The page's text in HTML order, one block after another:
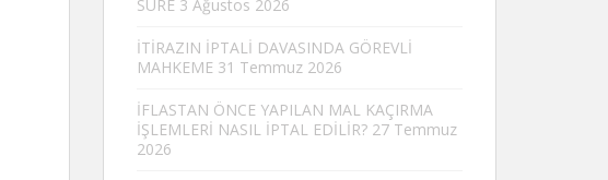
SÜRE 3 Ağustos 2026
İTİRAZIN İPTALİ DAVASINDA GÖREVLİ
MAHKEME 31 Temmuz 2026
İFLASTAN ÖNCE YAPILAN MAL KAÇIRMA
İŞLEMLERİ NASIL İPTAL EDİLİR? 27 Temmuz
2026